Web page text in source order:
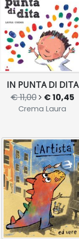
IN PUNTA DI DITA
€ 11,00 € 10,45
Crema Laura